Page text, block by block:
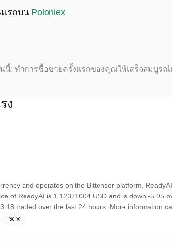
แรกบน Poloniex
นี้: ทำการซื้อขายครั้งแรกของคุณให้เสร็จสมบูรณ์
ง
and operates on the Bittensor platform.
of ReadyAI is 1.12371604 USD and is down -5.95
traded over the last 24 hours. More information
X